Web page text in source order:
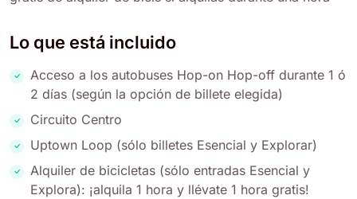
Lo que está incluido
Acceso a los autobuses Hop-on Hop-off durante 1 ó
2 días (según la opción de billete elegida)
Circuito Centro
Uptown Loop (sólo billetes Esencial y Explorar)
Alquiler de bicicletas (sólo entradas Esencial y
Explora): ¡alquila 1 hora y llévate 1 hora gratis!